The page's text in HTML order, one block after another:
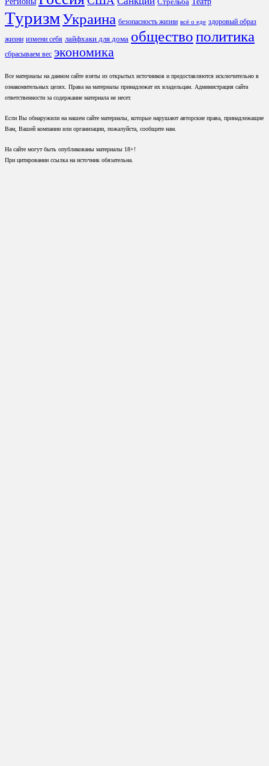
ТуризмУкраина безопасность жизни всё о еде здоровый образ
жизни измени себя лайфхаки для дома обществополитика
сбрасываем вес экономика
Все материалы на данном сайте взяты из открытых источников и предоставляются исключительно в
ознакомительных целях. Права на материалы принадлежат их владельцам. Администрация сайта
ответственности за содержание материала не несет.
Если Вы обнаружили на нашем сайте материалы, которые нарушают авторские права, принадлежащие
Вам, Вашей компании или организации, пожалуйста, сообщите нам.
На сайте могут быть опубликованы материалы 18+!
При цитировании ссылка на источник обязательна.